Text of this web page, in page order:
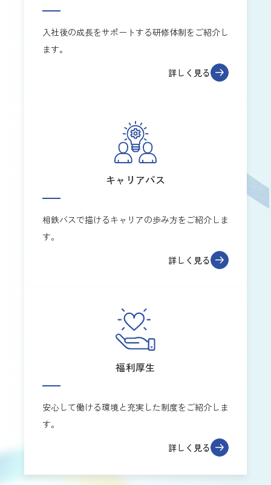
入社後の成長をサポートする研修体制をご紹介し
ます。
詳しく見る
キャリアパス
相鉄バスで描けるキャリアの歩み方をご紹介しま
す。
詳しく見る
福利厚生
安心して働ける環境と充実した制度をご紹介しま
す。
詳しく見る